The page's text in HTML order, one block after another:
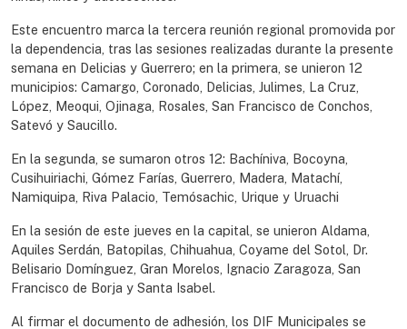
Este encuentro marca la tercera reunión regional promovida por
la dependencia, tras las sesiones realizadas durante la presente
semana en Delicias y Guerrero; en la primera, se unieron 12
municipios: Camargo, Coronado, Delicias, Julimes, La Cruz,
López, Meoqui, Ojinaga, Rosales, San Francisco de Conchos,
Satevó y Saucillo.
En la segunda, se sumaron otros 12: Bachíniva, Bocoyna,
Cusihuiriachi, Gómez Farías, Guerrero, Madera, Matachí,
Namiquipa, Riva Palacio, Temósachic, Urique y Uruachi
En la sesión de este jueves en la capital, se unieron Aldama,
Aquiles Serdán, Batopilas, Chihuahua, Coyame del Sotol, Dr.
Belisario Domínguez, Gran Morelos, Ignacio Zaragoza, San
Francisco de Borja y Santa Isabel.
Al firmar el documento de adhesión, los DIF Municipales se